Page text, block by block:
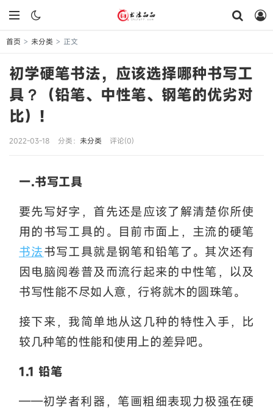
首页 > 未分类 > 正文
初学硬笔书法，应该选择哪种书写工
具？（铅笔、中性笔、钢笔的优劣对
比）!
2022-03-18 分类： 未分类 评论(0)
一.书写工具
要先写好字， 首先还是应该了解清楚你所使
用的书写工具的。目前市面上，主流的硬笔
书法书写工具就是钢笔和铅笔了。其次还有
因电脑阅卷普及而流行起来的中性笔，以及
书写性能不尽如人意，行将就木的圆珠笔。
接下来，我简单地从这几种的特性入手，比
较几种笔的性能和使用上的差异吧。
1.1 铅笔
——初学者利器，笔画粗细表现力极强在硬